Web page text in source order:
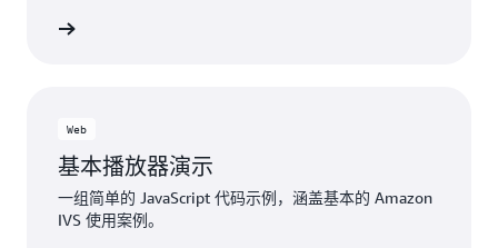
Web
基本播放器演示
一组简单的 JavaScript 代码示例，涵盖基本的 Amazon
IVS 使用案例。